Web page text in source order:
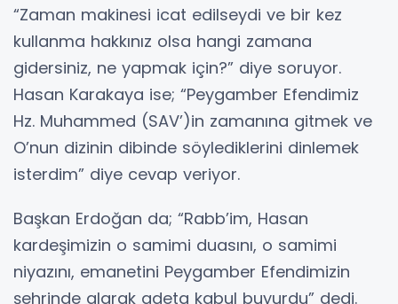
“Zaman makinesi icat edilseydi ve bir kez
kullanma hakkınız olsa hangi zamana
gidersiniz, ne yapmak için?” diye soruyor.
Hasan Karakaya ise; “Peygamber Efendimiz
Hz. Muhammed (SAV’)in zamanına gitmek ve
O’nun dizinin dibinde söylediklerini dinlemek
isterdim” diye cevap veriyor.
Başkan Erdoğan da; “Rabb’im, Hasan
kardeşimizin o samimi duasını, o samimi
niyazını, emanetini Peygamber Efendimizin
şehrinde alarak adeta kabul buyurdu” dedi.